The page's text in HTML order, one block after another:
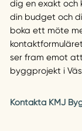
dig en exakt och
din budget och
boka ett möte
ser fram emot
byggprojekt i
Kontakta KMJ